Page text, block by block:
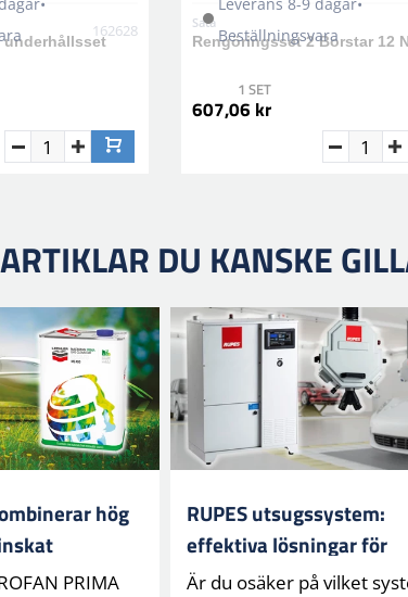
162628
underhållsset
Beställningsvara
Sata
Rengöringsset 2 Borstar 12
1 SET
607,06 kr
DU KANSKE
hög
PRIMA
RUPES utsugssystem:
effektiva lösningar för
verkstäder
Är du osäker på vilket